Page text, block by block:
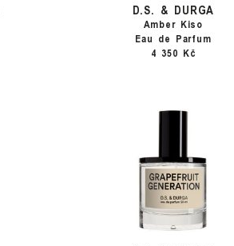
D.S. & DURGA
Amber Kiso
Eau de Parfum
4 350 Kč